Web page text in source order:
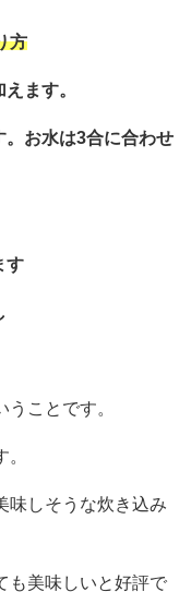
方
ます。
。お水は3合に合わせ
す
うことです。
味しそうな炊き込み
も美味しいと好評で